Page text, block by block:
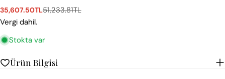
Satış
ücreti
35,607.50TL
Normal
fiyat
51,233.81TL
Vergi dahil.
Stokta var
Ürün Bilgisi